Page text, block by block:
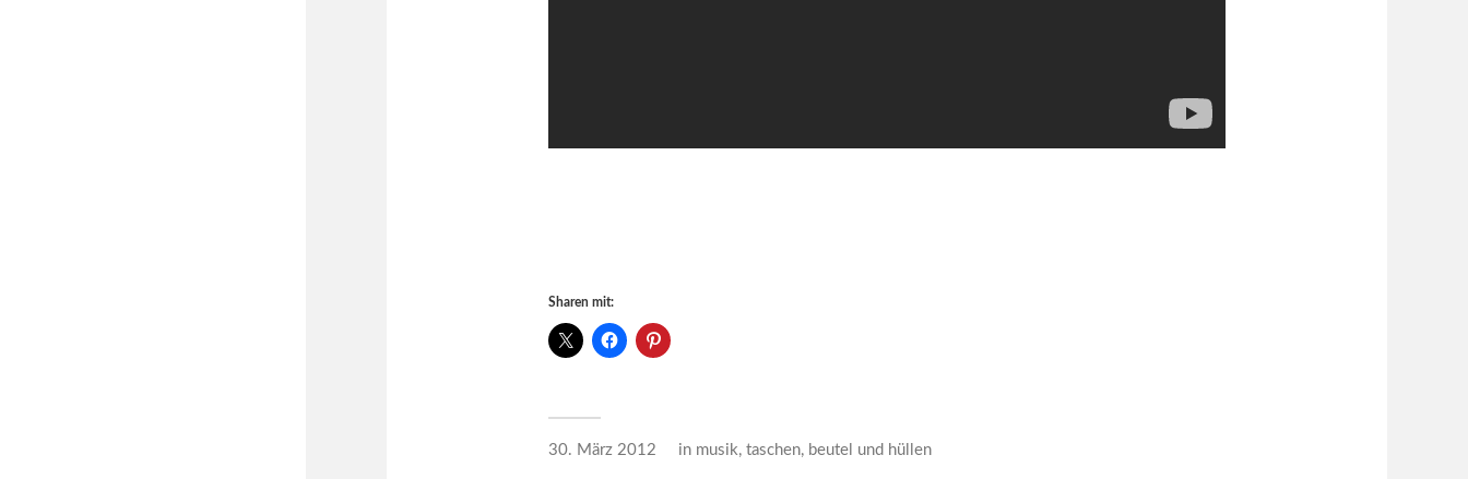
Sharen mit:
30. März 2012 in musik, taschen, beutel und hüllen